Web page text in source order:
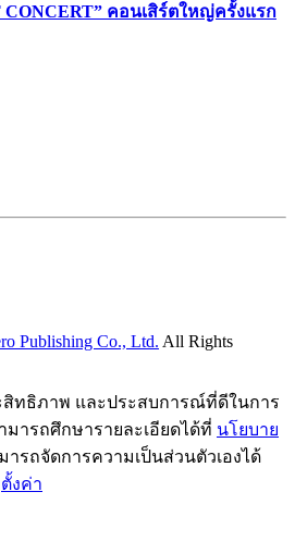
CONCERT” คอนเสิร์ตใหญ่ครั้งแรก
Publishing Co., Ltd. All Rights
สิทธิภาพ และประสบการณ์ที่ดีในการ
ารถศึกษารายละเอียดได้ที่ นโยบาย
ารถจัดการความเป็นส่วนตัวเองได้
ตั้งค่า